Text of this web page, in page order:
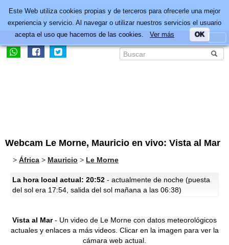
Webcam Le Morne, Mauricio en vivo: Vista al Mar
> África > Mauricio > Le Morne
La hora local actual: 20:52 - actualmente de noche (puesta
del sol era 17:54, salida del sol mañana a las 06:38)
Vista al Mar- Un video de Le Morne con datos meteorológicos
actuales y enlaces a más videos. Clicar en la imagen para ver la
cámara web actual.
Este Web utiliza cookies propias y de terceros para ofrecerle una mejor
experiencia y servicio. Al navegar o utilizar nuestros servicios el usuario
acepta el uso que hacemos de las cookies. Ver más OK